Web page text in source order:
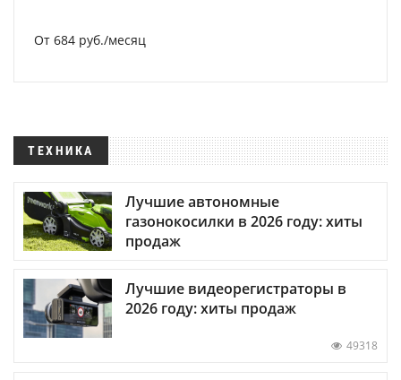
От 684 руб./месяц
ТЕХНИКА
Лучшие автономные
газонокосилки в 2026 году: хиты
продаж
Лучшие видеорегистраторы в
2026 году: хиты продаж
49318